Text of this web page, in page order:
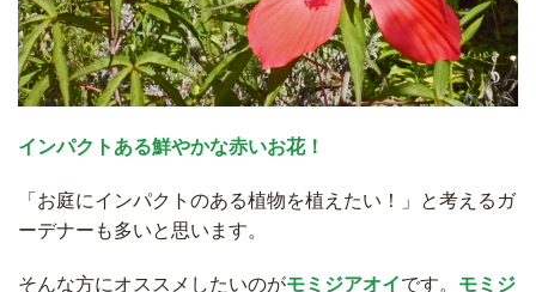
インパクトある鮮やかな赤いお花！
「お庭にインパクトのある植物を植えたい！」と考えるガ
ーデナーも多いと思います。
そんな方にオススメしたいのがモミジアオイです。 モミジ